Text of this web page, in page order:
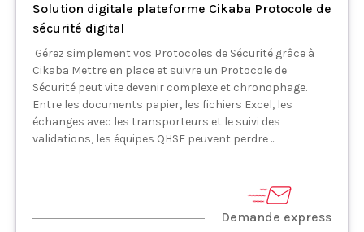
Solution digitale plateforme Cikaba Protocole de
sécurité digital
Gérez simplement vos Protocoles de Sécurité grâce à
Cikaba Mettre en place et suivre un Protocole de
Sécurité peut vite devenir complexe et chronophage.
Entre les documents papier, les fichiers Excel, les
échanges avec les transporteurs et le suivi des
validations, les équipes QHSE peuvent perdre ...
Demande express